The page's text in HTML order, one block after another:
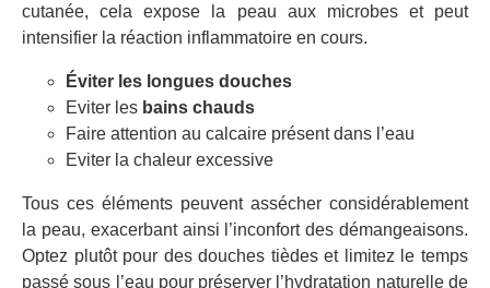
cutanée, cela expose la peau aux microbes et peut
intensifier la réaction inflammatoire en cours.
Éviter les longues douches
Eviter les bains chauds
Faire attention au calcaire présent dans l’eau
Eviter la chaleur excessive
Tous ces éléments peuvent assécher considérablement
la peau, exacerbant ainsi l’inconfort des démangeaisons.
Optez plutôt pour des douches tièdes et limitez le temps
passé sous l’eau pour préserver l’hydratation naturelle de